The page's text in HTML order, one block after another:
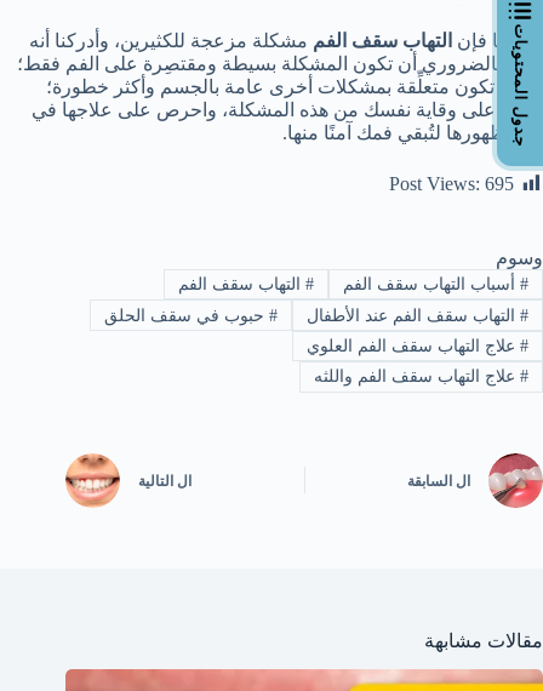
وختامُا فإن التهاب سقف الفم مشكلة مزعجة للكثيرين، وأدركنا أنه
ليس بالضروري أن تكون المشكلة بسيطة ومقتصِرة على الفم فقط؛
بل قد تكون متعلِّقة بمشكلات أخرى عامة بالجسم وأكثر خطورة؛
اعمل على وقاية نفسك من هذه المشكلة، واحرص على علاجها في
حال ظهورها لتُبقي فمك آمنًا منها.
Post Views: 695
وسوم
#أسباب التهاب سقف الفم #التهاب سقف الفم
#التهاب سقف الفم عند الأطفال #حبوب في سقف الحلق
#علاج التهاب سقف الفم العلوي
#علاج التهاب سقف الفم واللثه
ال السابقة ال التالية
مقالات مشابهة
جدول المحتويات